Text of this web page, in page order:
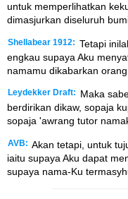
untuk memperlihatkan
dimasjurkan diseluruh
Shellabear 1912: Tetapi
engkau supaya Aku
namamu dikabarkan
Leydekker Draft:
Maka
berdirikan dikaw, sopaja
sopaja 'awrang tutor
AVB: Akan tetapi, untuk
iaitu supaya Aku dapat
supaya nama-Ku